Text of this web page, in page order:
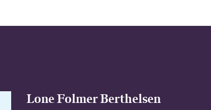
Lone Folmer Berthelsen